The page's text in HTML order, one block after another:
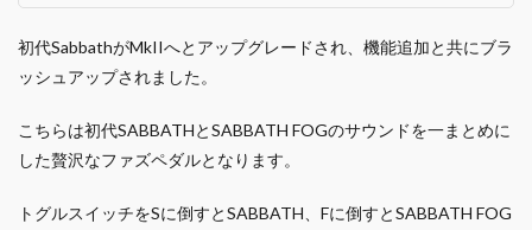
初代SabbathがMkIIへとアップグレードされ、機能追加と共にブラ
ッシュアップされました。
こちらは初代SABBATHとSABBATH FOGのサウンドを一まとめに
した贅沢なファズペダルとなります。
トグルスイッチをSに倒すとSABBATH、Fに倒すとSABBATH FOG